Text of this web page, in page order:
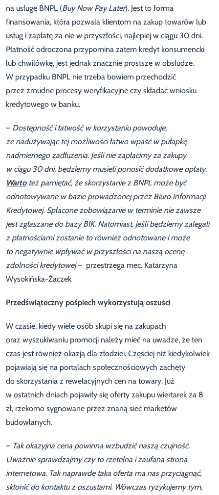
na usługę BNPL (Buy Now Pay Later). Jest to forma
finansowania, która pozwala klientom na zakup towarów lub
usług i zapłatę za nie w przyszłości, najlepiej w ciągu 30 dni.
Płatność odroczona przypomina zatem kredyt konsumencki
lub chwilówkę, jest jednak znacznie prostsze w obsłudze.
W przypadku BNPL nie trzeba bowiem przechodzić
przez żmudne procesy weryfikacyjne czy składać wniosku
kredytowego w banku.
– Dostępność i łatwość w korzystaniu powoduje,
że nadużywając tej możliwości łatwo wpaść w pułapkę
nadmiernego zadłużenia. Jeśli nie zapłacimy za zakupy
w ciągu 30 dni, będziemy musieli ponosić dodatkowe opłaty.
Warto też pamiętać, że skorzystanie z BNPL może być
odnotowywane w bazie prowadzonej przez Biuro Informacji
Kredytowej. Spłacone zobowiązanie w terminie nie zawsze
jest zgłaszane do bazy BIK. Natomiast, jeśli będziemy zalegali
z płatnościami zostanie to również odnotowane i może
to negatywnie wpływać w przyszłości na naszą ocenę
zdolności kredytowej– przestrzega mec. Katarzyna
Wysokińska-Żaczek
Przedświąteczny pośpiech wykorzystują oszuści
W czasie, kiedy wiele osób skupi się na zakupach
oraz wyszukiwaniu promocji należy mieć na uwadze, że ten
czas jest również okazją dla złodziei. Częściej niż kiedykolwiek
pojawiają się na portalach społecznościowych zachęty
do skorzystania z rewelacyjnych cen na towary. Już
w ostatnich dniach pojawiły się oferty zakupu wiertarek za 8
zł, rzekomo sygnowane przez znaną sieć marketów
budowlanych.
– Tak okazyjna cena powinna wzbudzić naszą czujność.
Uważnie sprawdzajmy czy to rzetelna i zaufana strona
internetowa. Tak naprawdę taka oferta ma nas przyciągnąć,
skłonić do kontaktu z oszustami. Wówczas ryzykujemy tym,